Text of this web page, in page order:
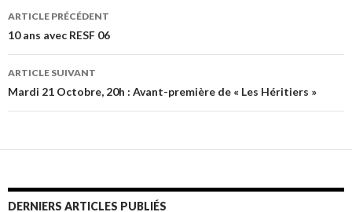
Navigation
des
articles
ARTICLE PRÉCÉDENT
10 ans avec RESF 06
ARTICLE SUIVANT
Mardi 21 Octobre, 20h : Avant-première de « Les Héritiers »
DERNIERS ARTICLES PUBLIÉS